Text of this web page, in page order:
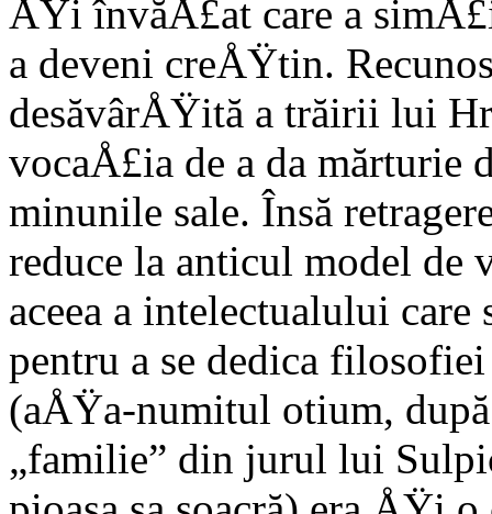
ÅŸi învăÅ£at care a
a deveni creÅŸtin.
desăvârÅŸită a trăirii lui
vocaÅ£ia de a da
minunile sale. Însă
reduce la anticul model de
aceea a intelec­tualului
pentru a se dedica
(aÅŸa-numitul otium,
„familie” din jurul lui